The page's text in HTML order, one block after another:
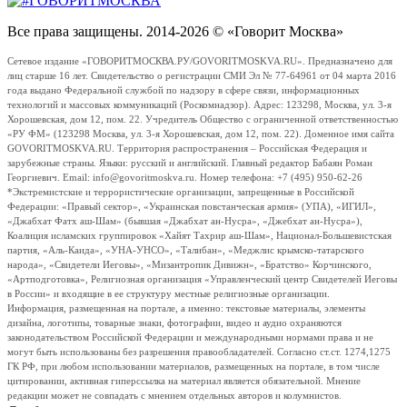
Все права защищены. 2014-2026 © «Говорит Москва»
Сетевое издание «ГОВОРИТМОСКВА.РУ/GOVORITMOSKVA.RU». Предназначено для
лиц старше 16 лет. Свидетельство о регистрации СМИ Эл № 77-64961 от 04 марта 2016
года выдано Федеральной службой по надзору в сфере связи, информационных
технологий и массовых коммуникаций (Роскомнадзор). Адрес: 123298, Москва, ул. 3-я
Хорошевская, дом 12, пом. 22. Учредитель Общество с ограниченной ответственностью
«РУ ФМ» (123298 Москва, ул. 3-я Хорошевская, дом 12, пом. 22). Доменное имя сайта
GOVORITMOSKVA.RU. Территория распространения – Российская Федерация и
зарубежные страны. Языки: русский и английский. Главный редактор Бабаян Роман
Георгиевич. Email: info@govoritmoskva.ru. Номер телефона: +7 (495) 950-62-26
*Экстремистские и террористические организации, запрещенные в Российской
Федерации: «Правый сектор», «Украинская повстанческая армия» (УПА), «ИГИЛ»,
«Джабхат Фатх аш-Шам» (бывшая «Джабхат ан-Нусра», «Джебхат ан-Нусра»),
Коалиция исламских группировок «Хайят Тахрир аш-Шам», Национал-Большевистская
партия, «Аль-Каида», «УНА-УНСО», «Талибан», «Меджлис крымско-татарского
народа», «Свидетели Иеговы», «Мизантропик Дивижн», «Братство» Корчинского,
«Артподготовка», Религиозная организация «Управленческий центр Свидетелей Иеговы
в России» и входящие в ее структуру местные религиозные организации.
Информация, размещенная на портале, а именно: текстовые материалы, элементы
дизайна, логотипы, товарные знаки, фотографии, видео и аудио охраняются
законодательством Российской Федерации и международными нормами права и не
могут быть использованы без разрешения правообладателей. Согласно ст.ст. 1274,1275
ГК РФ, при любом использовании материалов, размещенных на портале, в том числе
цитировании, активная гиперссылка на материал является обязательной. Мнение
редакции может не совпадать с мнением отдельных авторов и колумнистов.